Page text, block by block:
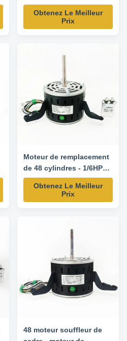
Obtenez Le Meilleur
Prix
Moteur de remplacement
de 48 cylindres - 1/6HP
277V 60HZ 1075RPM-
5KCP39CGP686S
Obtenez Le Meilleur
Prix
48 moteur souffleur de